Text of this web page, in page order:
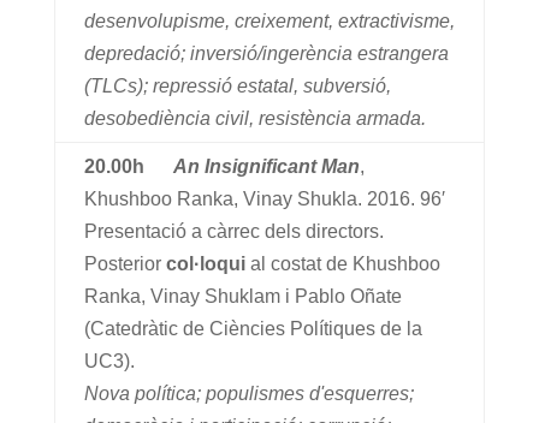
desenvolupisme, creixement, extractivisme,
depredació; inversió/ingerència estrangera
(TLCs); repressió estatal, subversió,
desobediència civil, resistència armada.
20.00h An Insignificant Man,
Khushboo Ranka, Vinay Shukla. 2016. 96′
Presentació a càrrec dels directors.
Posterior col·loquial costat de Khushboo
Ranka, Vinay Shuklam i Pablo Oñate
(Catedràtic de Ciències Polítiques de la
UC3).
Nova política; populismes d'esquerres;